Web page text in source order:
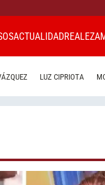
ACTUALIDADREALEZA
LUZ CIPRIOTA